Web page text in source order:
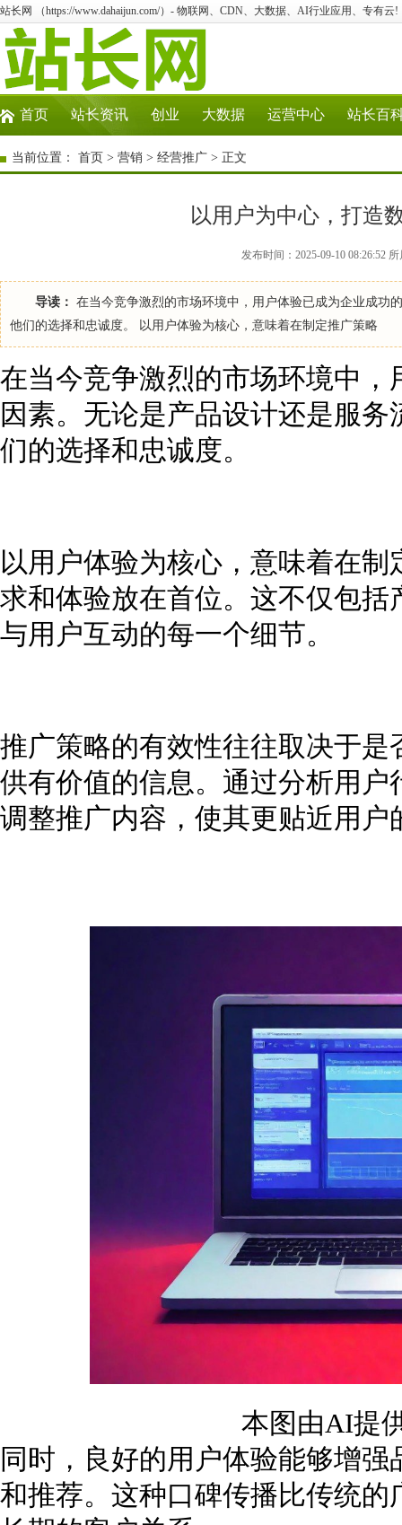
站长网 （https://www.dahaijun.com/）- 物联网、CDN、大数据、AI行业应用、专有云!
首页 站长资讯 创业 大数据 运营中心 站长百
当前位置： 首页 > 营销 > 经营推广 > 正文
以用户为中心，打造
发布时间：2025-09-10 08:26:52
导读： 在当今竞争激烈的市场环境中，用户体验已成为企业成功
他们的选择和忠诚度。 以用户体验为核心，意味着在制定推广策略
在当今竞争激烈的市场环境中
因素。无论是产品设计还是服
们的选择和忠诚度。
以用户体验为核心，意味着在
求和体验放在首位。这不仅包
与用户互动的每一个细节。
推广策略的有效性往往取决于
供有价值的信息。通过分析用
调整推广内容，使其更贴近用户
本图由AI提
同时，良好的用户体验能够增
和推荐。这种口碑传播比传统